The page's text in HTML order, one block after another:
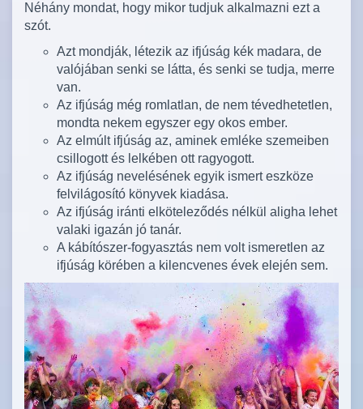
Néhány mondat, hogy mikor tudjuk alkalmazni ezt a
szót.
Azt mondják, létezik az ifjúság kék madara, de
valójában senki se látta, és senki se tudja, merre
van.
Az ifjúság még romlatlan, de nem tévedhetetlen,
mondta nekem egyszer egy okos ember.
Az elmúlt ifjúság az, aminek emléke szemeiben
csillogott és lelkében ott ragyogott.
Az ifjúság nevelésének egyik ismert eszköze
felvilágosító könyvek kiadása.
Az ifjúság iránti elköteleződés nélkül aligha lehet
valaki igazán jó tanár.
A kábítószer-fogyasztás nem volt ismeretlen az
ifjúság körében a kilencvenes évek elején sem.